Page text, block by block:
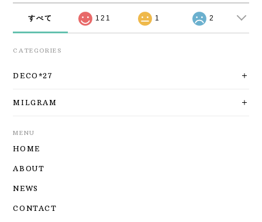
すべて 121 1 2
CATEGORIES
DECO*27
MILGRAM
MENU
HOME
ABOUT
NEWS
CONTACT